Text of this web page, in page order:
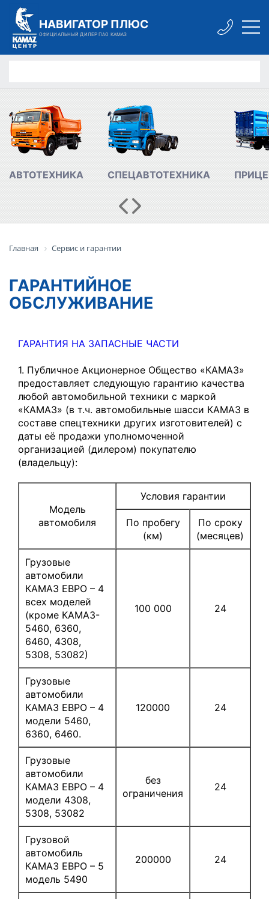
НАВИГАТОР ПЛЮС
ОФИЦИАЛЬНЫЙ ДИЛЕР ПАО КАМАЗ
АВТОТЕХНИКА СПЕЦАВТОТЕХНИКА
Главная Сервис и гарантии
ГАРАНТИЙНОЕ
ОБСЛУЖИВАНИЕ
ГАРАНТИЯ НА ЗАПАСНЫЕ ЧАСТИ
1. Публичное Акционерное Общество «КАМАЗ»
предоставляет следующую гарантию качества
любой автомобильной техники с маркой
«КАМАЗ» (в т.ч. автомобильные шасси КАМАЗ в
составе спецтехники других изготовителей) с
даты её продажи уполномоченной
организацией (дилером) покупателю
(владельцу):
Модель
автомобиля
Условия гарантии
По пробегу
(км)
По сроку
(месяцев)
Грузовые
автомобили
КАМАЗ ЕВРО – 4
всех моделей
(кроме КАМАЗ-
5460, 6360,
6460, 4308,
5308, 53082)
100 000 24
Грузовые
автомобили
КАМАЗ ЕВРО – 4
модели 5460,
6360, 6460.
120000 24
Грузовые
автомобили
КАМАЗ ЕВРО – 4
модели 4308,
5308, 53082
без
ограничения
24
Грузовой
автомобиль
КАМАЗ ЕВРО – 5
модель 5490
200000 24